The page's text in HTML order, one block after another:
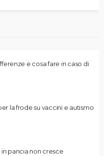
e cosa fare in caso di
la frode su vaccini e autismo
pancia non cresce